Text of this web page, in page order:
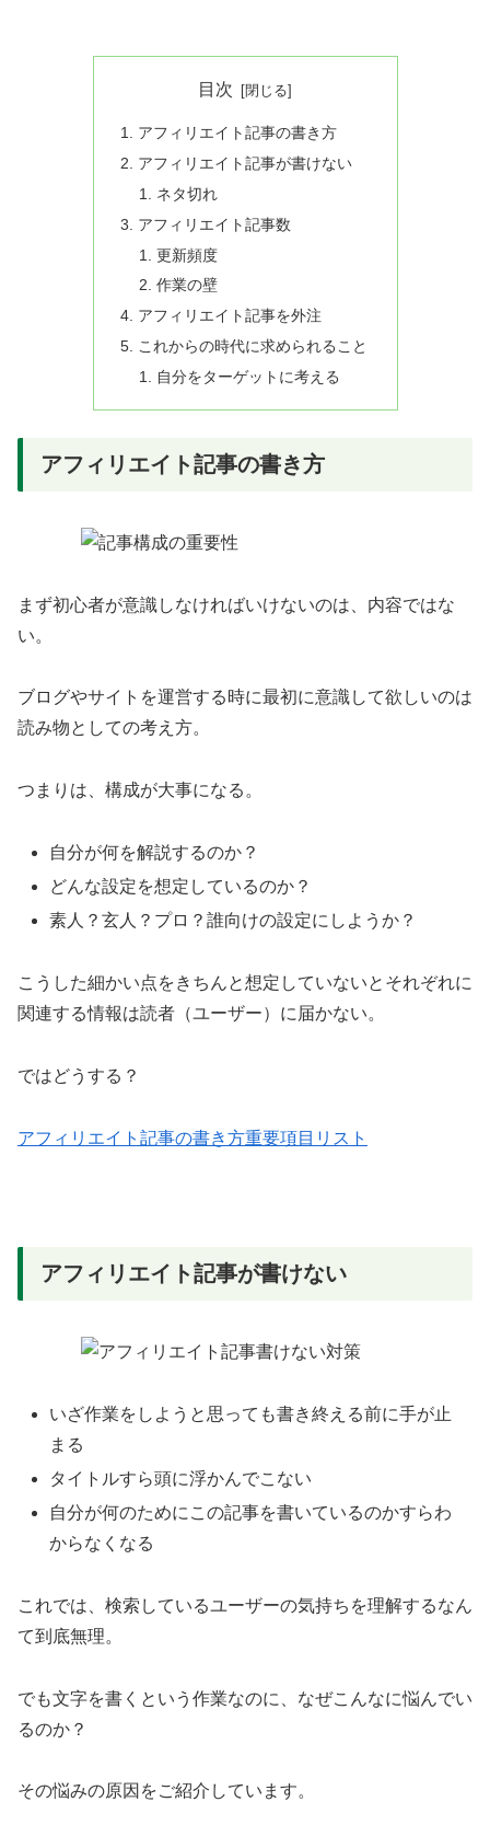
目次
アフィリエイト記事の書き方
アフィリエイト記事が書けない
ネタ切れ
アフィリエイト記事数
更新頻度
作業の壁
アフィリエイト記事を外注
これからの時代に求められること
自分をターゲットに考える
アフィリエイト記事の書き方
まず初心者が意識しなければいけないのは、内容ではな
い。
ブログやサイトを運営する時に最初に意識して欲しいのは
読み物としての考え方。
つまりは、構成が大事になる。
自分が何を解説するのか？
どんな設定を想定しているのか？
素人？玄人？プロ？誰向けの設定にしようか？
こうした細かい点をきちんと想定していないとそれぞれに
関連する情報は読者（ユーザー）に届かない。
ではどうする？
アフィリエイト記事の書き方重要項目リスト
アフィリエイト記事が書けない
いざ作業をしようと思っても書き終える前に手が止
まる
タイトルすら頭に浮かんでこない
自分が何のためにこの記事を書いているのかすらわ
からなくなる
これでは、検索しているユーザーの気持ちを理解するなん
て到底無理。
でも文字を書くという作業なのに、なぜこんなに悩んでい
るのか？
その悩みの原因をご紹介しています。